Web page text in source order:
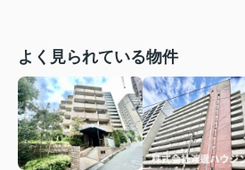
よく見られている物件